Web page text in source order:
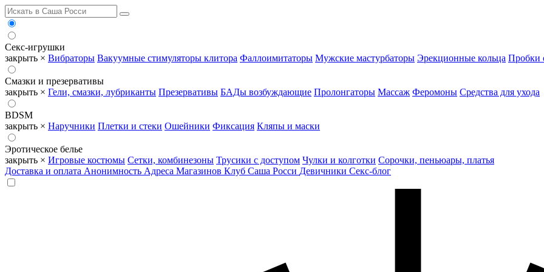
Секс-игрушки
закрыть × Вибраторы Вакуумные стимуляторы клитора Фаллоимитаторы Мужские мастурбаторы Эрекционные кольца Пробки
Смазки и презервативы
закрыть × Гели, смазки, лубриканты Презервативы БАДы возбуждающие Пролонгаторы Массаж Феромоны Средства для ухода
BDSM
закрыть × Наручники Плетки и стеки Ошейники Фиксация Кляпы и маски
Эротическое белье
закрыть × Игровые костюмы Сетки, комбинезоны Трусики с доступом Чулки и колготки Сорочки, пеньюары, платья
Доставка и оплата Анонимность Адреса Магазинов Клуб Саша Росси Девичники Секс-блог